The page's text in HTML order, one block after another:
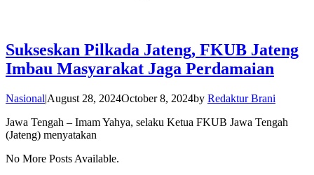
Sukseskan Pilkada Jateng, FKUB Jateng
Imbau Masyarakat Jaga Perdamaian
Nasional|August 28, 2024October 8, 2024by Redaktur Brani
Jawa Tengah – Imam Yahya, selaku Ketua FKUB Jawa Tengah
(Jateng) menyatakan
No More Posts Available.